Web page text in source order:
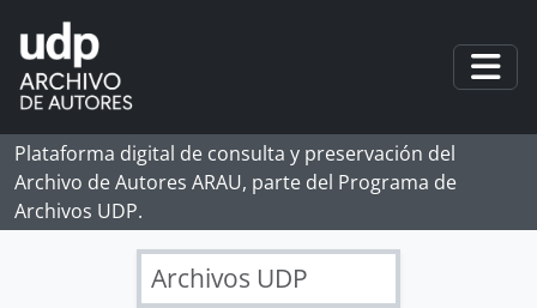
Skip to main content
Plataforma digital de consulta y preservación del
Archivo de Autores ARAU, parte del Programa de
Archivos UDP.
Archivos UDP